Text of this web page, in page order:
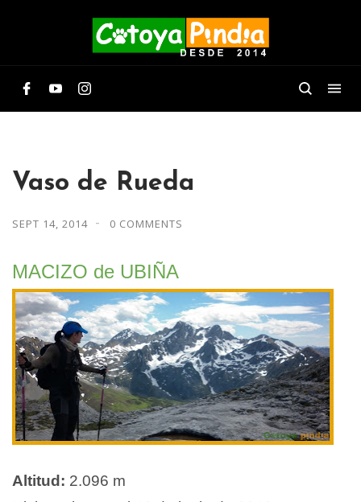
Vaso de Rueda
SEPT 14, 2014 0 COMMENTS
MACIZO de UBIÑA
Altitud: 2.096 m